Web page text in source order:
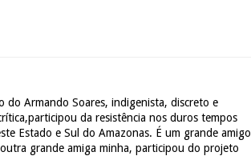
do Armando Soares, indigenista, discreto e
da resistência nos duros tempos
Estado e Sul do Amazonas. É um grande amigo
grande amiga minha, participou do projeto